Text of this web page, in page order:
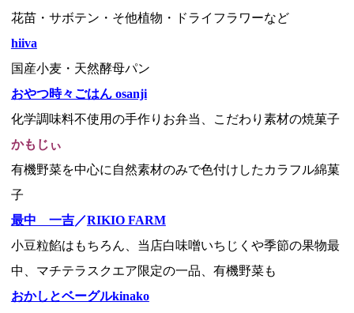
花苗・サボテン・そ他植物・ドライフラワーなど
hiiva
国産小麦・天然酵母パン
おやつ時々ごはん osanji
化学調味料不使用の手作りお弁当、こだわり素材の焼菓子
かもじぃ
有機野菜を中心に自然素材のみで色付けしたカラフル綿菓
子
最中 一吉／RIKIO FARM
小豆粒餡はもちろん、当店白味噌いちじくや季節の果物最
中、マチテラスクエア限定の一品、有機野菜も
おかしとベーグルkinako